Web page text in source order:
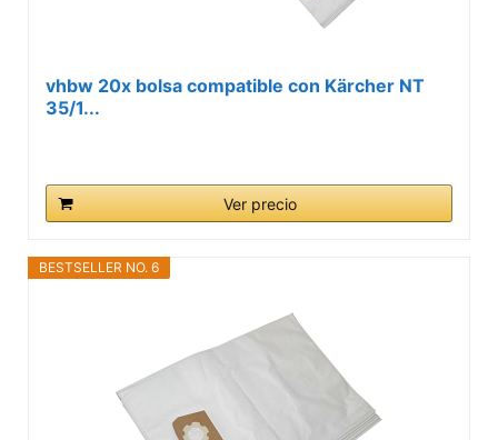
vhbw 20x bolsa compatible con Kärcher NT
35/1...
Ver precio
BESTSELLER NO. 6